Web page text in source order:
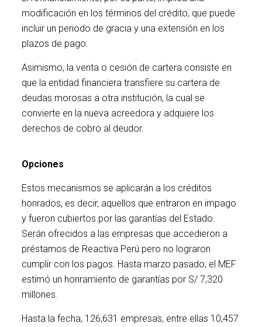
modificación en los términos del crédito, que puede
incluir un periodo de gracia y una extensión en los
plazos de pago.
Asimismo, la venta o cesión de cartera consiste en
que la entidad financiera transfiere su cartera de
deudas morosas a otra institución, la cual se
convierte en la nueva acreedora y adquiere los
derechos de cobro al deudor.
Opciones
Estos mecanismos se aplicarán a los créditos
honrados, es decir, aquellos que entraron en impago
y fueron cubiertos por las garantías del Estado.
Serán ofrecidos a las empresas que accedieron a
préstamos de Reactiva Perú pero no lograron
cumplir con los pagos. Hasta marzo pasado, el MEF
estimó un honramiento de garantías por S/ 7,320
millones.
Hasta la fecha, 126,631 empresas, entre ellas 10,457